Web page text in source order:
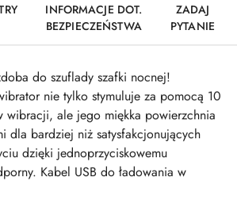
INFORMACJE DOT.
BEZPIECZEŃSTWA
ZADAJ
PYTANIE
do szuflady szafki nocnej!
nie tylko stymuluje za pomocą 10
wibracji, ale jego miękka powierzchnia
dla bardziej niż satysfakcjonujących
dzięki jednoprzyciskowemu
Kabel USB do ładowania w